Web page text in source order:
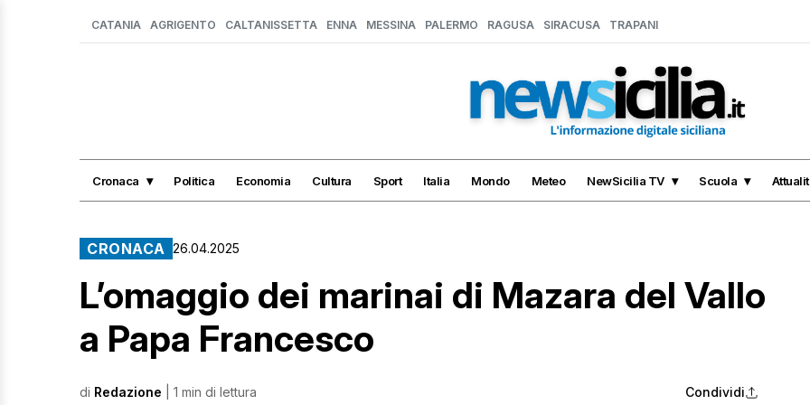
CATANIA AGRIGENTO CALTANISSETTA ENNA MESSINA PALERMO RAGUSA SIRACUSA TRAPANI
Cronaca Politica Economia Cultura Sport Italia Mondo Meteo NewSicilia TV Scuola
CRONACA 26.04.2025
L’omaggio dei marinai di Mazara del Vallo
a Papa Francesco
di Redazione | 1 min di lettura Condividi